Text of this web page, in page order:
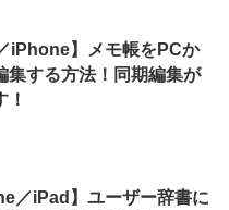
iPhone】メモ帳をPCか
集する方法！同期編集が
！
／iPad】ユーザー辞書に